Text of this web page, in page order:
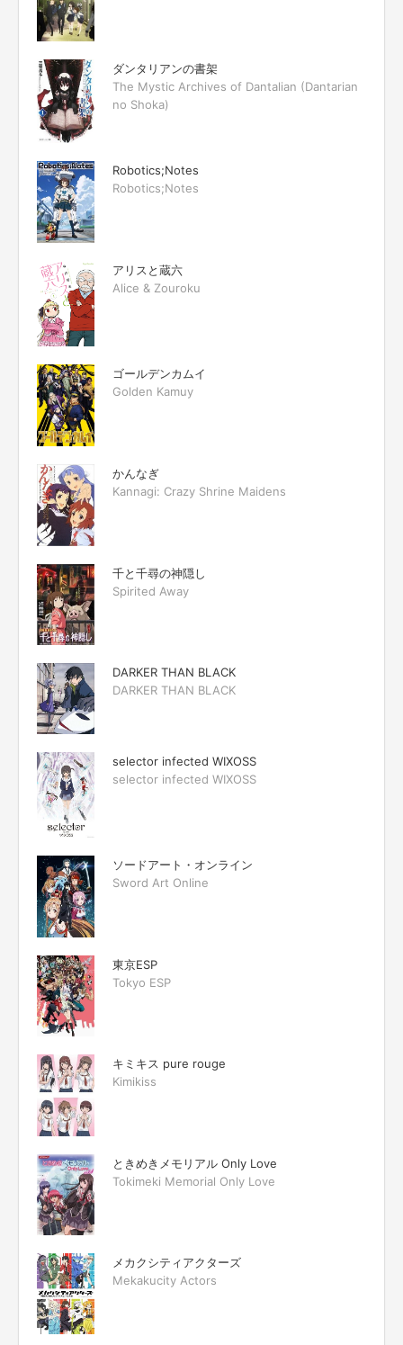
ダンタリアンの書架
The Mystic Archives of Dantalian (Dantarian
no Shoka)
Robotics;Notes
Robotics;Notes
アリスと蔵六
Alice & Zouroku
ゴールデンカムイ
Golden Kamuy
かんなぎ
Kannagi: Crazy Shrine Maidens
千と千尋の神隠し
Spirited Away
DARKER THAN BLACK
DARKER THAN BLACK
selector infected WIXOSS
selector infected WIXOSS
ソードアート・オンライン
Sword Art Online
東京ESP
Tokyo ESP
キミキス pure rouge
Kimikiss
ときめきメモリアル Only Love
Tokimeki Memorial Only Love
メカクシティアクターズ
Mekakucity Actors